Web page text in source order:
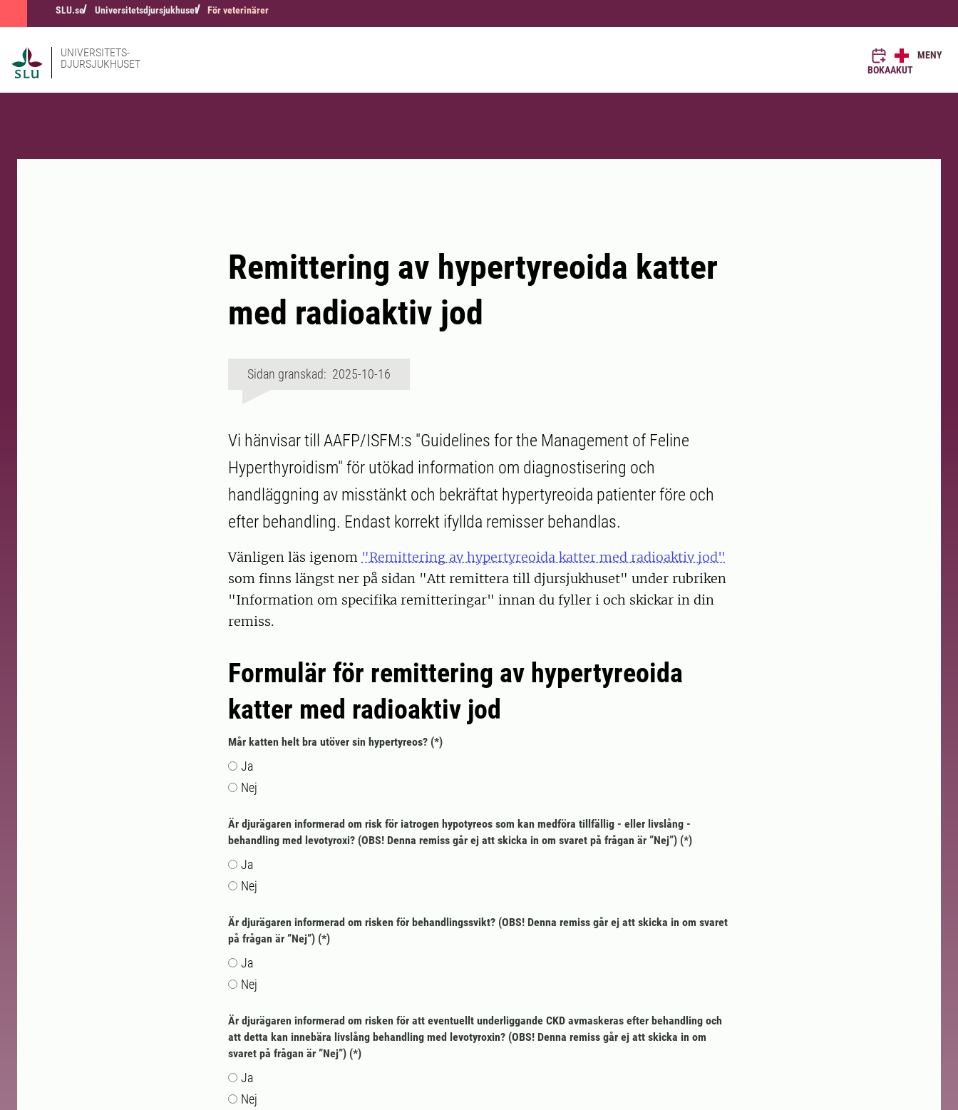
SLU.se Universitetsdjursjukhuset För veterinärer
UNIVERSITETS-
DJURSJUKHUSET
BOKAAKUT
MENY
Remittering av hypertyreoida katter
med radioaktiv jod
Sidan granskad: 2025-10-16
Vi hänvisar till AAFP/ISFM:s "Guidelines for the Management of Feline
Hyperthyroidism" för utökad information om diagnostisering och
handläggning av misstänkt och bekräftat hypertyreoida patienter före och
efter behandling. Endast korrekt ifyllda remisser behandlas.
Vänligen läs igenom "Remittering av hypertyreoida katter med radioaktiv jod"
som finns längst ner på sidan "Att remittera till djursjukhuset" under rubriken
"Information om specifika remitteringar" innan du fyller i och skickar in din
remiss.
Formulär för remittering av hypertyreoida
katter med radioaktiv jod
Mår katten helt bra utöver sin hypertyreos?
Ja
Nej
Är djurägaren informerad om risk för iatrogen hypotyreos som kan medföra tillfällig - eller livslång -
behandling med levotyroxi? (OBS! Denna remiss går ej att skicka in om svaret på frågan är ”Nej”)
Ja
Nej
Är djurägaren informerad om risken för behandlingssvikt? (OBS! Denna remiss går ej att skicka in om svaret
på frågan är ”Nej”)
Ja
Nej
Är djurägaren informerad om risken för att eventuellt underliggande CKD avmaskeras efter behandling och
att detta kan innebära livslång behandling med levotyroxin? (OBS! Denna remiss går ej att skicka in om
svaret på frågan är ”Nej”)
Ja
Nej